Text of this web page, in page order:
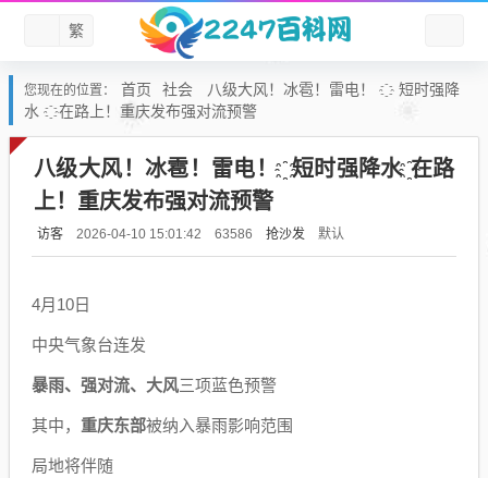
繁
您现在的位置： 首页 社会
八级大风！冰雹！雷电！ ҈ 短时强降
水 ҈在路上！重庆发布强对流预警
八级大风！冰雹！雷电！ ҈ 短时强降水 ҈在路
上！重庆发布强对流预警
访客 2026-04-10 15:01:42 63586 抢沙发 默认
4月10日
中央气象台连发
暴雨、强对流、大风三项蓝色预警
其中， 重庆东部被纳入暴雨影响范围
局地将伴随